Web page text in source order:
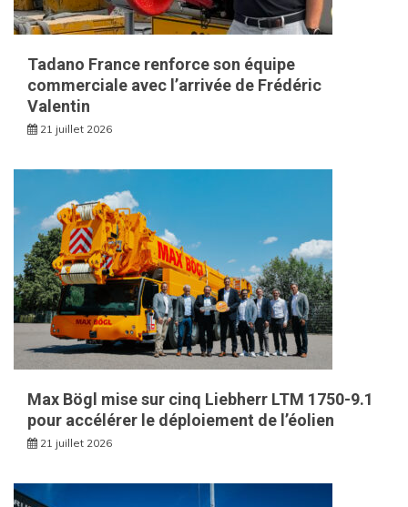
Tadano France renforce son équipe
commerciale avec l’arrivée de Frédéric
Valentin
21 juillet 2026
Max Bögl mise sur cinq Liebherr LTM 1750-9.1
pour accélérer le déploiement de l’éolien
21 juillet 2026